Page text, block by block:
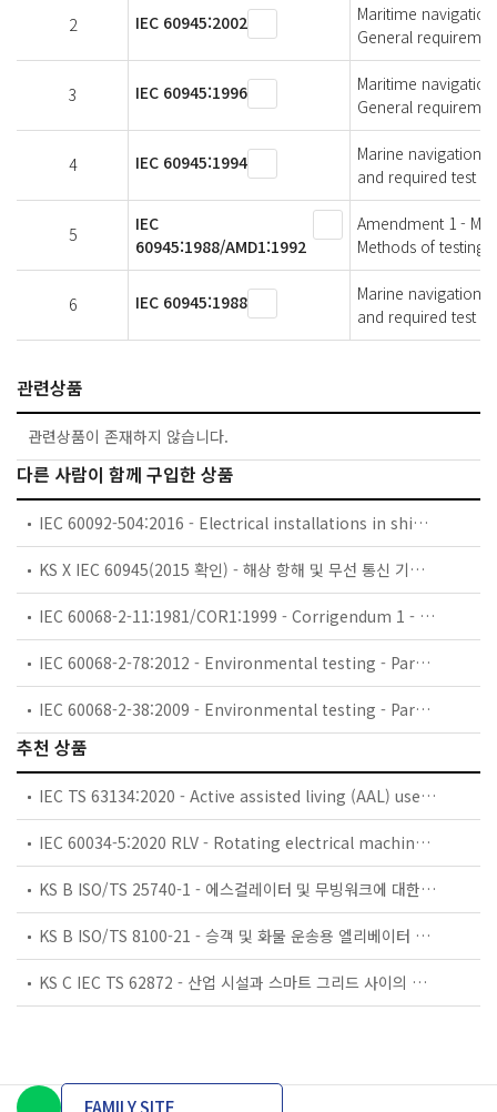
2 IEC 60945:2002
Maritime
General
3 IEC 60945:1996
Maritime
General
4 IEC 60945:1994
Marine
and required test
5
IEC
60945:1988/AMD1:1992
Amendment 1 -
Methods of testing
6 IEC 60945:1988
Marine
and required test
관련상품
관련상품이 존재하지 않습니다.
다른 사람이 함께 구입한 상품
IEC 60092-504:2016 - Electrical installations in ships - Part 504: Automation, control and instrumentation
KS X IEC 60945(2015 확인) - 해상 항해 및 무선 통신 기기와 시스템－일반 요구 사항－시험 방법과 요구되는 시험 결과
IEC 60068-2-11:1981/COR1:1999 - Corrigendum 1 - Environmental testing - Part 2: Tests. Test Ka: Salt mist
IEC 60068-2-78:2012 - Environmental testing - Part 2-78: Tests - Test Cab: Damp heat, steady state
IEC 60068-2-38:2009 - Environmental testing - Part 2-38: Tests - Test Z/AD: Composite temperature/humidity cyclic test
추천 상품
IEC TS 63134:2020 - Active assisted living (AAL) use cases
IEC 60034-5:2020 RLV - Rotating electrical machines - Part 5: Degrees of protection provided by the integral design of rotating electrical machines (IP code) - Classification
KS B ISO/TS 25740-1 - 에스컬레이터 및 무빙워크에 대한 안전요건 — 제1부: 세계공통 필수 안전요건(GESRs)
KS B ISO/TS 8100-21 - 승객 및 화물 운송용 엘리베이터 —제21부: 세계공통 필수안전요건(GESRs)을 충족하는 세계공통 안전 파라미터(GSPs)
KS C IEC TS 62872 - 산업 시설과 스마트 그리드 사이의 산업 공정 측정, 제어 및 자동화 시스템 인터페이스